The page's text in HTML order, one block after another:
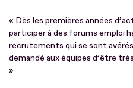
« Dès les premières années
participer à des forums emploi
recrutements qui se sont
demandé aux équipes d’être
»